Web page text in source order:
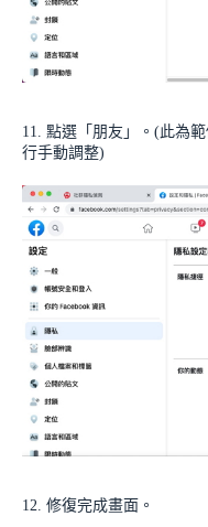
11. 點選「朋友」。(此為
行手動調整)
12. 修復完成畫面。